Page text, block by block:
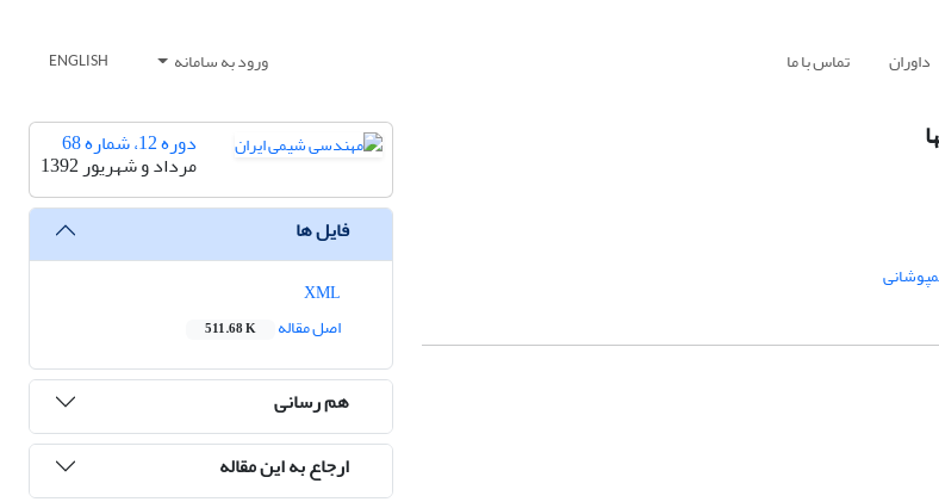
داوران تماس با ما ورود به سامانه ENGLISH
دوره 12، شماره 68
مرداد و شهریور 1392
فایل ها
اصل مقاله
511.68 K
هم رسانی
ارجاع به این مقاله